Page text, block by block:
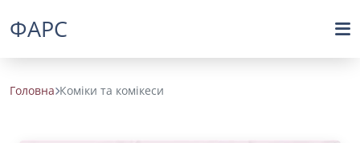
ФАРС
Головна Коміки та комікеси